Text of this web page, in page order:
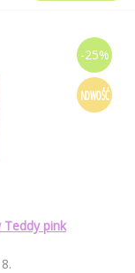
-25%
NOWOŚĆ
pink
8.